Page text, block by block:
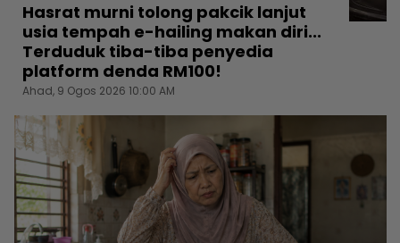
Hasrat murni tolong pakcik lanjut
usia tempah e-hailing makan diri...
Terduduk tiba-tiba penyedia
platform denda RM100!
Ahad, 9 Ogos 2026 10:00 AM